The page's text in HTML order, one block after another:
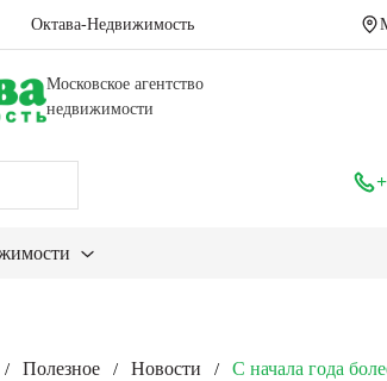
Октава-Недвижимость
Московское агентство
недвижимости
/ Полезное / Новости / С начала года